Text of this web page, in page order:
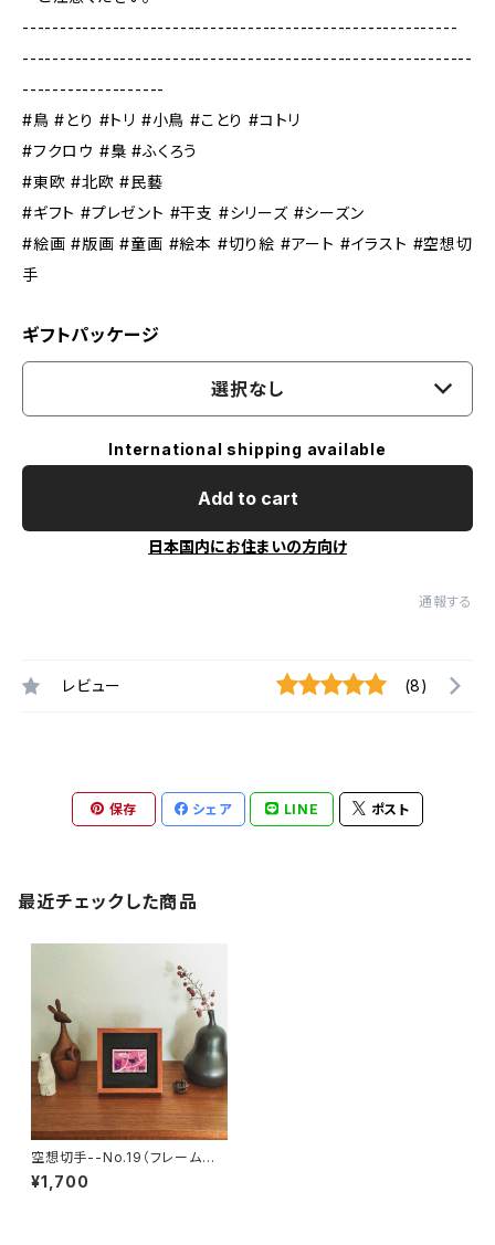
----------------------------------------------------------
------------------------------------------------------------
-------------------
#鳥 #とり #トリ #小鳥 #ことり #コトリ
#フクロウ #梟 #ふくろう
#東欧 #北欧 #民藝
#ギフト #プレゼント #干支 #シリーズ #シーズン
#絵画 #版画 #童画 #絵本 #切り絵 #アート #イラスト #空想切
手
ギフトパッケージ
選択なし
International shipping available
Add to cart
日本国内にお住まいの方向け
通報する
レビュー (8)
保存 シェア LINE ポスト
最近チェックした商品
空想切手--No.19（フレーム付、
切手風プチアート）
¥1,700